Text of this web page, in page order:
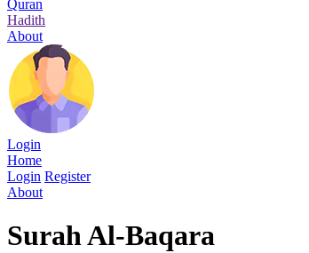
Quran
Hadith
About
Login
Home
Login Register
About
Surah Al-Baqara